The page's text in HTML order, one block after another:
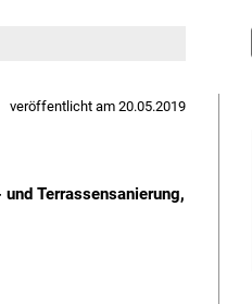
veröffentlicht am 20.05.2019
Terrassensanierung,